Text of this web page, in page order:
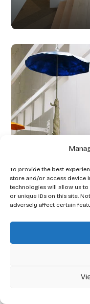
To provide the best
store and/or access device
technologies will allow us
or unique IDs on this site.
adversely affect certain